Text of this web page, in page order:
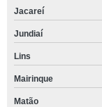
Jacareí
Jundiaí
Lins
Mairinque
Matão